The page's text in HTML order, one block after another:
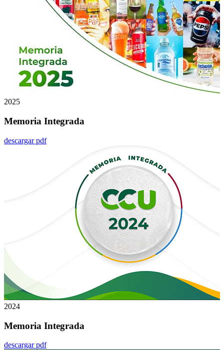
2025
Memoria Integrada
descargar pdf
2024
Memoria Integrada
descargar pdf